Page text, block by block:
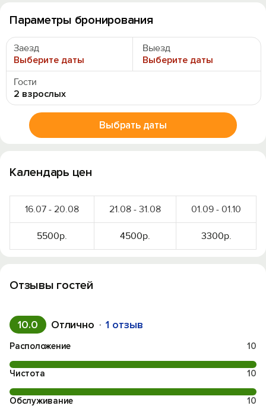
Параметры бронирования
Заезд
Выберите даты
Выезд
Выберите даты
Гости
2 взрослых
Выбрать даты
Календарь цен
16.07 - 20.08 21.08 - 31.08 01.09 - 01.10
5500р. 4500р. 3300р.
Отзывы гостей
10.0 Отлично 1 отзыв
Расположение 10
Чистота 10
Обслуживание 10